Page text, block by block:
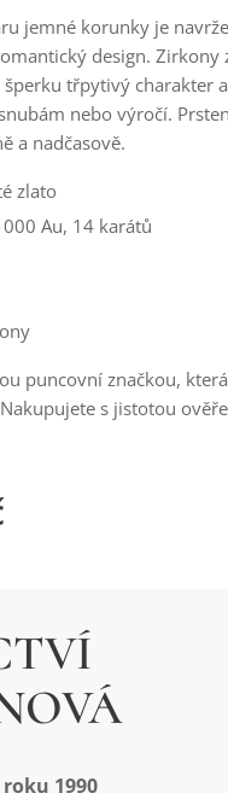
jemné korunky je
design. Zirkony
třpytivý charakter
nebo výročí.
a nadčasově.
zlato
Au, 14 karátů
puncovní značkou,
s jistotou
1990